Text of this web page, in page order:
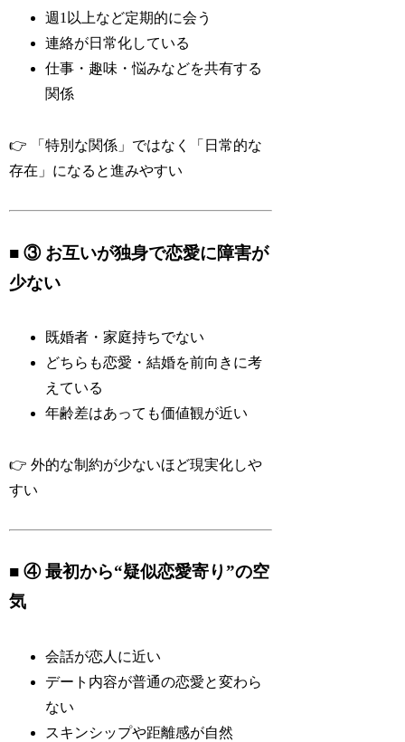
週1以上など定期的に会う
連絡が日常化している
仕事・趣味・悩みなどを共有する
関係
👉 「特別な関係」ではなく「日常的な
存在」になると進みやすい
■ ③ お互いが独身で恋愛に障害が
少ない
既婚者・家庭持ちでない
どちらも恋愛・結婚を前向きに考
えている
年齢差はあっても価値観が近い
👉 外的な制約が少ないほど現実化しや
すい
■ ④ 最初から“疑似恋愛寄り”の空
気
会話が恋人に近い
デート内容が普通の恋愛と変わら
ない
スキンシップや距離感が自然